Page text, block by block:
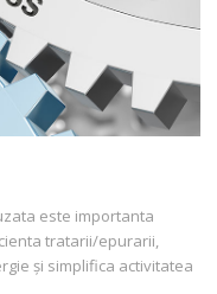
este importanta
tratarii/epurarii,
și simplifica activitatea